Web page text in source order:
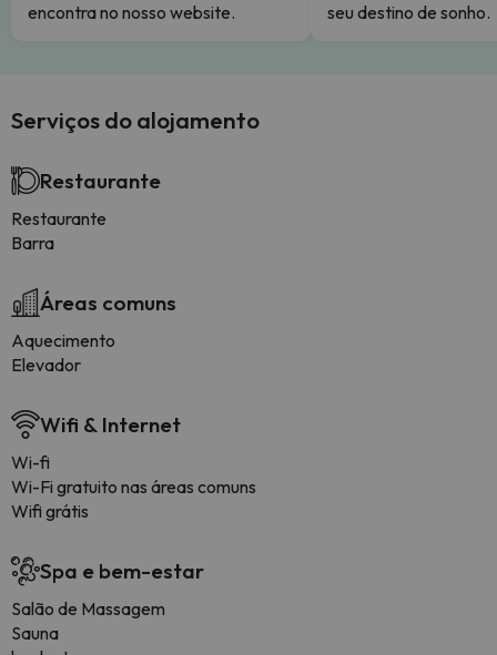
encontra no nosso website.
seu destino de sonho.
Serviços do alojamento
Restaurante
Restaurante
Barra
Áreas comuns
Aquecimento
Elevador
Wifi & Internet
Wi-fi
Wi-Fi gratuito nas áreas comuns
Wifi grátis
Spa e bem-estar
Salão de Massagem
Sauna